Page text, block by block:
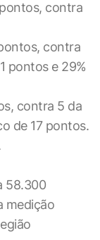
contra
contra
pontos e 29%
contra 5 da
de 17 pontos.
58.300
medição